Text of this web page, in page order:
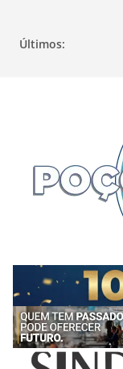
Últimos: